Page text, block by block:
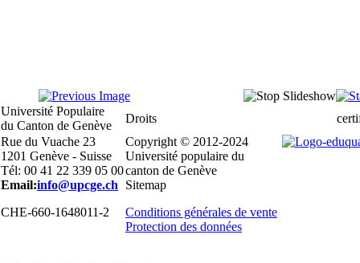
Université Populaire
du Canton de Genève
Droits
Rue du Vuache 23
1201 Genève - Suisse
Tél: 00 41 22 339 05 00
Email:info@upcge.ch
CHE-660-1648011-2
Copyright © 2012-2024
Université populaire du
canton de Genève
Sitemap
Conditions générales de vente
Protection des données